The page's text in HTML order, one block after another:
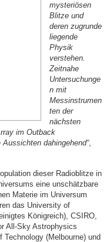
mysteriösen
Blitze und
deren zugrunde
liegende
Physik
verstehen.
Zeitnahe
Untersuchunge
n mit
Messinstrumen
ten der
nächsten
im Outback
dahingehend“,
dieser Radioblitze in
eine unschätzbare
Materie im Universum
das University of
Königreich), CSIRO,
All-Sky Astrophysics
(Melbourne) und